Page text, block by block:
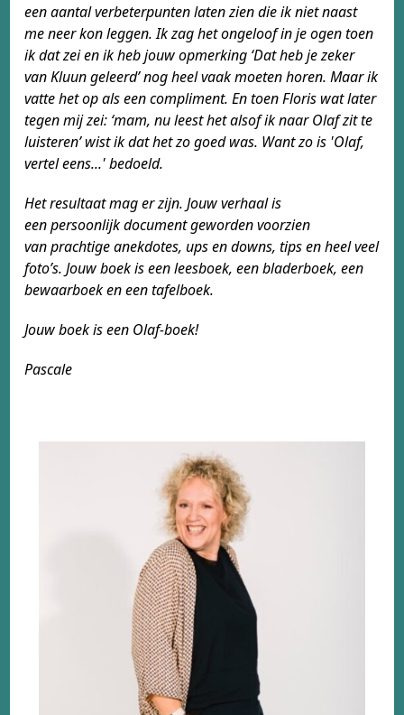
een aantal verbeterpunten laten zien die ikniet naast
me neer kon leggen. Ik zag het ongeloof inje ogen toen
ik dat zei en ik heb jouw opmerking ‘Datheb je zeker
van Kluun geleerd’ nog heel vaak moetenhoren. Maar ik
vatte het op als een compliment. Entoen Floris wat later
tegen mij zei: ‘mam, nu leest hetalsof ik naar Olaf zit te
luisteren’ wist ik dat het zogoed was. Want zo is 'Olaf,
vertel eens...' bedoeld.
Het resultaat mag er zijn. Jouw verhaal is
eenpersoonlijk document geworden voorzien
vanprachtige anekdotes, ups en downs, tips en heelveel
foto’s. Jouw boek is een leesboek, eenbladerboek, een
bewaarboek en een tafelboek.
Jouw boek is een Olaf-boek!
Pascale